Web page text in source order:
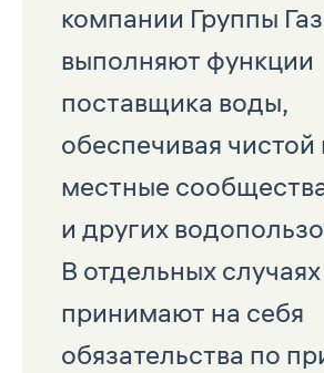
компании Группы
выполняют функции
поставщика воды,
обеспечивая чистой
местные
и других
В отдельных
принимают на себя
обязательства по